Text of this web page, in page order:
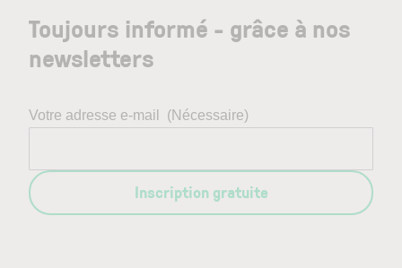
Toujours informé - grâce à nos
newsletters
Votre adresse e-mail (Nécessaire)
Inscription gratuite